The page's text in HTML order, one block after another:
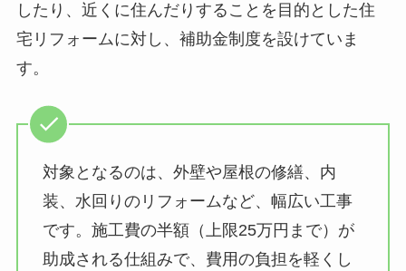
したり、近くに住んだりすることを目的とした住
宅リフォームに対し、補助金制度を設けていま
す。
対象となるのは、外壁や屋根の修繕、内
装、水回りのリフォームなど、幅広い工事
です。施工費の半額（上限25万円まで）が
助成される仕組みで、費用の負担を軽くし